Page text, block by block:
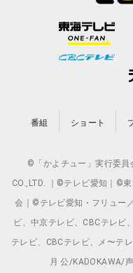
番組 ショート
©「かよチュー」実行委
CO.,LTD. ｜©テレビ愛知｜©
会｜©テレビ愛知・フリュー
ビ、中京テレビ、CBCテレビ
テレビ、CBCテレビ、メ〜テ
月 公/KADOKAWA/